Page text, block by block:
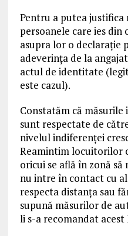
Pentru a putea
persoanele care ies din
asupra lor o declarație
adeverința de la
actul de identitate
este cazul).
Constatăm că
sunt respectate de
nivelul indiferenței
Reamintim locuitorilor
oricui se află în zonă să
nu intre în contact cu
respecta distanța sau
supună măsurilor de
li s-a recomandat acest